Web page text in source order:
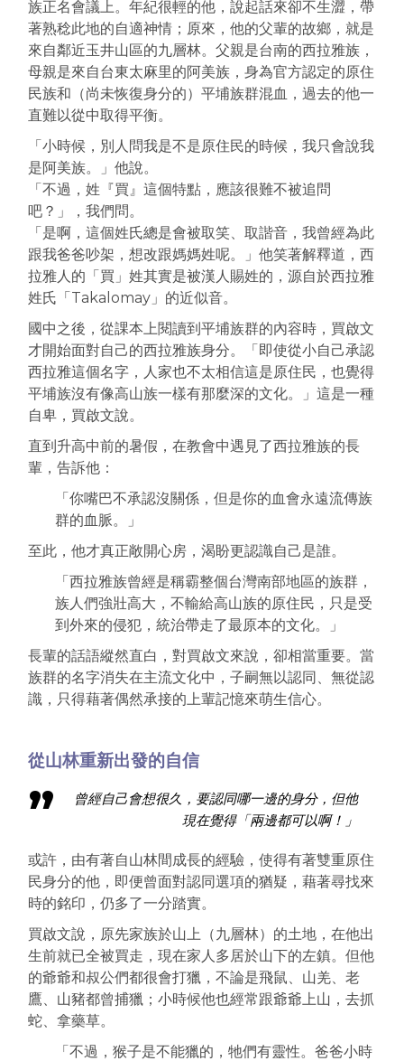
族正名會議上。年紀很輕的他，說起話來卻不生澀，帶
著熟稔此地的自適神情；原來，他的父輩的故鄉，就是
來自鄰近玉井山區的九層林。父親是台南的西拉雅族，
母親是來自台東太麻里的阿美族，身為官方認定的原住
民族和（尚未恢復身分的）平埔族群混血，過去的他一
直難以從中取得平衡。
「小時候，別人問我是不是原住民的時候，我只會說我
是阿美族。」他說。
「不過，姓『買』這個特點，應該很難不被追問
吧？」，我們問。
「是啊，這個姓氏總是會被取笑、取諧音，我曾經為此
跟我爸爸吵架，想改跟媽媽姓呢。」他笑著解釋道，西
拉雅人的「買」姓其實是被漢人賜姓的，源自於西拉雅
姓氏「Takalomay」的近似音。
國中之後，從課本上閱讀到平埔族群的內容時，買啟文
才開始面對自己的西拉雅族身分。「即使從小自己承認
西拉雅這個名字，人家也不太相信這是原住民，也覺得
平埔族沒有像高山族一樣有那麼深的文化。」這是一種
自卑，買啟文說。
直到升高中前的暑假，在教會中遇見了西拉雅族的長
輩，告訴他：
「你嘴巴不承認沒關係，但是你的血會永遠流傳族
群的血脈。」
至此，他才真正敞開心房，渴盼更認識自己是誰。
「西拉雅族曾經是稱霸整個台灣南部地區的族群，
族人們強壯高大，不輸給高山族的原住民，只是受
到外來的侵犯，統治帶走了最原本的文化。」
長輩的話語縱然直白，對買啟文來說，卻相當重要。當
族群的名字消失在主流文化中，子嗣無以認同、無從認
識，只得藉著偶然承接的上輩記憶來萌生信心。
從山林重新出發的自信
曾經自己會想很久，要認同哪一邊的身分，但他
現在覺得「兩邊都可以啊！」
或許，由有著自山林間成長的經驗，使得有著雙重原住
民身分的他，即便曾面對認同選項的猶疑，藉著尋找來
時的銘印，仍多了一分踏實。
買啟文說，原先家族於山上（九層林）的土地，在他出
生前就已全被買走，現在家人多居於山下的左鎮。但他
的爺爺和叔公們都很會打獵，不論是飛鼠、山羌、老
鷹、山豬都曾捕獵；小時候他也經常跟爺爺上山，去抓
蛇、拿藥草。
「不過，猴子是不能獵的，牠們有靈性。爸爸小時